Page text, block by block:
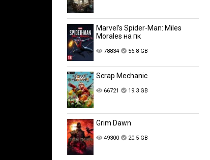
Marvel’s Spider-Man: Miles
Morales на пк
78834 56.8 GB
Scrap Mechanic
66721 19.3 GB
Grim Dawn
49300 20.5 GB